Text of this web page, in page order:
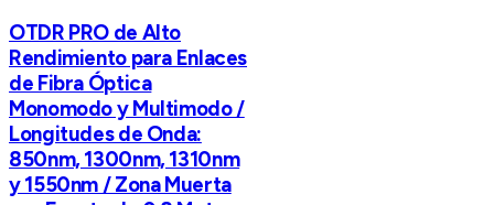
OTDR PRO de Alto
Rendimiento para Enlaces
de Fibra Óptica
Monomodo y Multimodo /
Longitudes de Onda:
850nm, 1300nm, 1310nm
y 1550nm / Zona Muerta